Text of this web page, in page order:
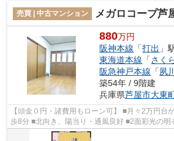
売買 | 中古マンション メガロコープ芦
880万円
阪神本線 「打出 」
東海道本線 「さく
阪急神戸本線 「夙川
築54年 / 9階建
兵庫県芦屋市大東
【頭金０円・諸費用もローン可】 ■月々2万円台
歩8分 ■北向き、陽当り・通風良好 ■2面彩光の明
良い間取り ■スーパー隣接徒歩1分、...